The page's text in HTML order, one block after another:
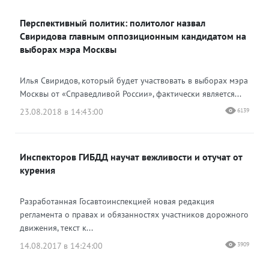
Перспективный политик: политолог назвал
Свиридова главным оппозиционным кандидатом на
выборах мэра Москвы
Илья Свиридов, который будет участвовать в выборах мэра
Москвы от «Справедливой России», фактически является...
23.08.2018 в 14:43:00
6139
Инспекторов ГИБДД научат вежливости и отучат от
курения
Разработанная Госавтоинспекцией новая редакция
регламента о правах и обязанностях участников дорожного
движения, текст к...
14.08.2017 в 14:24:00
3909